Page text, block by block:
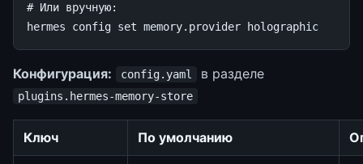
# Или вручную:
hermes
config set memory.provider
Конфигурация: config.yaml в разделе
plugins.hermes-memory-store
Ключ По умолчанию